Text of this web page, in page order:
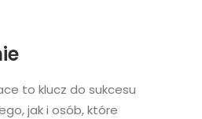
to klucz do sukcesu
jak i osób, które